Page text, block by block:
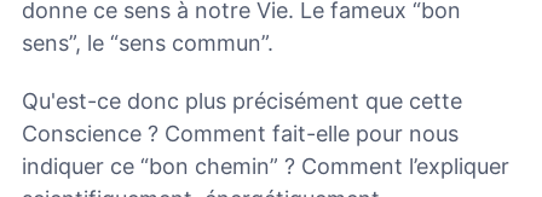
donne ce sens à notre Vie. Le fameux “bon
sens”, le “sens commun”.
Qu'est-ce donc plus précisément que cette
Conscience ? Comment fait-elle pour nous
indiquer ce “bon chemin” ? Comment l’expliquer